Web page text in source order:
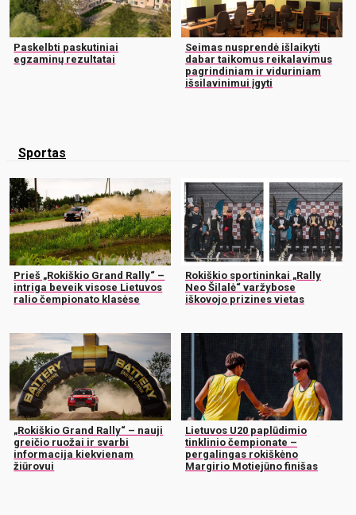
Paskelbti paskutiniai
egzaminų rezultatai
Seimas nusprendė išlaikyti
dabar taikomus reikalavimus
pagrindiniam ir viduriniam
išsilavinimui įgyti
Sportas
Prieš „Rokiškio Grand Rally“ –
intriga beveik visose Lietuvos
ralio čempionato klasėse
Rokiškio sportininkai „Rally
Neo Šilalė“ varžybose
iškovojo prizines vietas
„Rokiškio Grand Rally“ – nauji
greičio ruožai ir svarbi
informacija kiekvienam
žiūrovui
Lietuvos U20 paplūdimio
tinklinio čempionate –
pergalingas rokiškėno
Margirio Motiejūno finišas